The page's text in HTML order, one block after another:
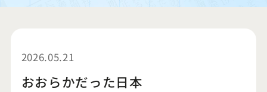
2026.05.21
おおらかだった日本